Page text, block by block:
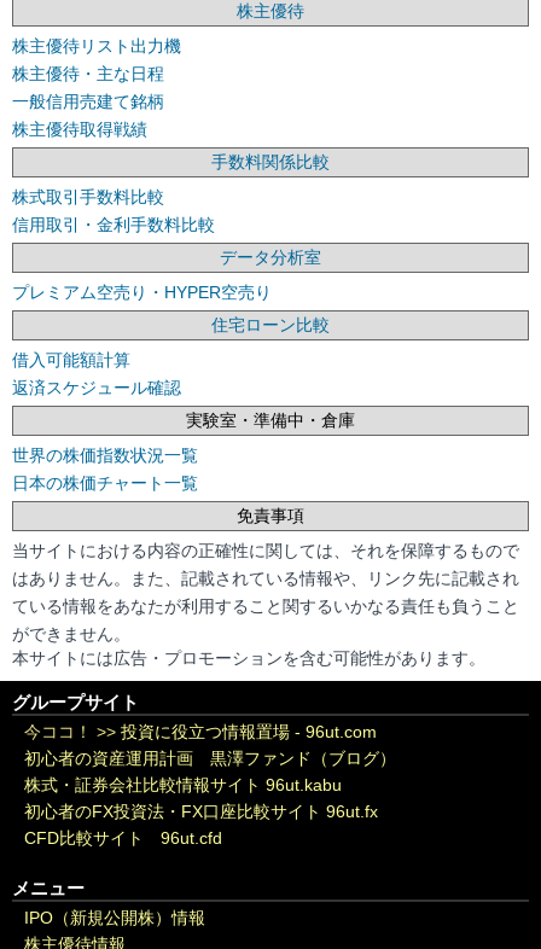
株主優待
株主優待リスト出力機
株主優待・主な日程
一般信用売建て銘柄
株主優待取得戦績
手数料関係比較
株式取引手数料比較
信用取引・金利手数料比較
データ分析室
プレミアム空売り・HYPER空売り
住宅ローン比較
借入可能額計算
返済スケジュール確認
実験室・準備中・倉庫
世界の株価指数状況一覧
日本の株価チャート一覧
免責事項
当サイトにおける内容の正確性に関しては、それを保障するもので
はありません。また、記載されている情報や、リンク先に記載され
ている情報をあなたが利用すること関するいかなる責任も負うこと
ができません。
本サイトには広告・プロモーションを含む可能性があります。
グループサイト
今ココ！ >> 投資に役立つ情報置場 - 96ut.com
初心者の資産運用計画 黒澤ファンド（ブログ）
株式・証券会社比較情報サイト 96ut.kabu
初心者のFX投資法・FX口座比較サイト 96ut.fx
CFD比較サイト 96ut.cfd
メニュー
IPO（新規公開株）情報
株主優待情報